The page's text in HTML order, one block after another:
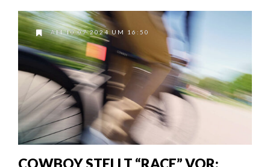
AM 10.07.2024 UM 16:50
COWBOY STELLT “RACE” VOR: